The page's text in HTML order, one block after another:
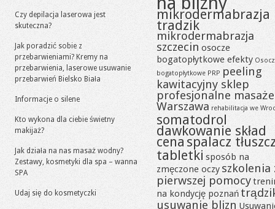
Czy depilacja laserowa jest
skuteczna?
Jak poradzić sobie z
przebarwieniami? Kremy na
przebarwienia, laserowe usuwanie
przebarwień Bielsko Biała
Informacje o silene
Kto wykona dla ciebie świetny
makijaż?
Jak działa na nas masaż wodny?
Zestawy, kosmetyki dla spa – wanna
SPA
Udaj się do kosmetyczki
mikrodermabrazja
tradzik
mikrodermabrazja
szczecin osocze
bogatopłytkowe efekty
bogatopłytkowe PRP peeling
kawitacyjny sklep
profesjonalne masaże
Warszawa rehabilitacja we
somatodrol
dawkowanie skład
cena spalacz
tabletki sposób na
zmęczone oczy szkolenia
pierwszej pomocy
na kondycję poznań
usuwanie blizn